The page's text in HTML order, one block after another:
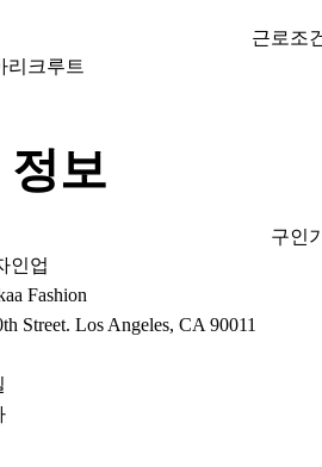
근로조
리크루트
정보
구인
인업
Fashion
Street. Los Angeles, CA 90011